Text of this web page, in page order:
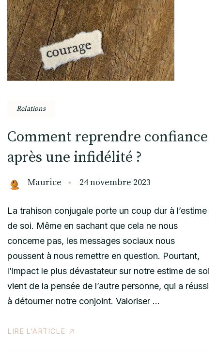
Relations
Comment reprendre confiance
après une infidélité ?
Maurice 24 novembre 2023
La trahison conjugale porte un coup dur à l’estime
de soi. Même en sachant que cela ne nous
concerne pas, les messages sociaux nous
poussent à nous remettre en question. Pourtant,
l’impact le plus dévastateur sur notre estime de soi
vient de la pensée de l’autre personne, qui a réussi
à détourner notre conjoint. Valoriser …
LIRE L'ARTICLE